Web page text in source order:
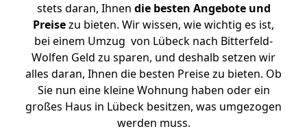
stets daran, Ihnen die besten Angebote und
Preisezu bieten. Wir wissen, wie wichtig es ist,
bei einem Umzug von Lübeck nach Bitterfeld-
Wolfen Geld zu sparen, und deshalb setzen wir
alles daran, Ihnen die besten Preise zu bieten. Ob
Sie nun eine kleine Wohnung haben oder ein
großes Haus in Lübeck besitzen, was umgezogen
werden muss.